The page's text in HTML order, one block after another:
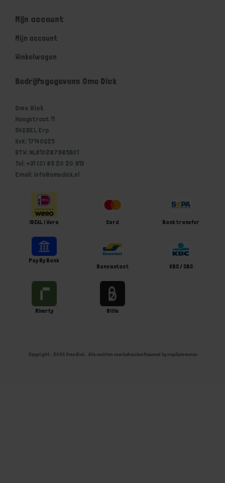
Mijn account
Mijn account
Winkelwagen
Bedrijfsgegevens Ome Dick
Ome Dick
Hoogstraat 11
5469EL Erp
KvK: 17140625
BTW: NL810287985B01
Tel: +31 (0) 85 20 20 913
Email: info@omedick.nl
iDEAL | Wero Card Bank transfer
Pay By Bank
Bancontact
KBC / CBC
Riverty Billie
Copyright ; 2026 Ome Dick . Alle rechten voorbehoudenPowered by nopCommerce